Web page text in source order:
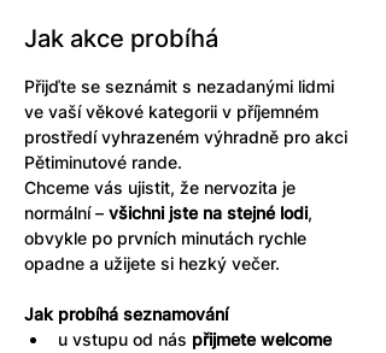
Jak akce probíhá
Přijďte se seznámit s nezadanými lidmi
ve vaší věkové kategorii v příjemném
prostředí vyhrazeném výhradně pro akci
Pětiminutové rande.
Chceme vás ujistit, že nervozita je
normální – všichni jste na stejné lodi,
obvykle po prvních minutách rychle
opadne a užijete si hezký večer.
Jak probíhá seznamování
u vstupu od nás přijmete welcome